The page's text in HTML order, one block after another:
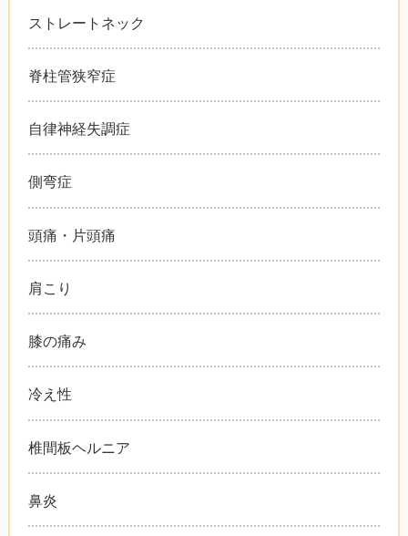
ストレートネック
脊柱管狭窄症
自律神経失調症
側弯症
頭痛・片頭痛
肩こり
膝の痛み
冷え性
椎間板ヘルニア
鼻炎